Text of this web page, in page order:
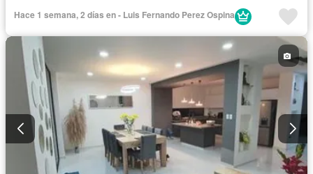
Hace 1 semana, 2 días en - Luis Fernando Perez Ospina